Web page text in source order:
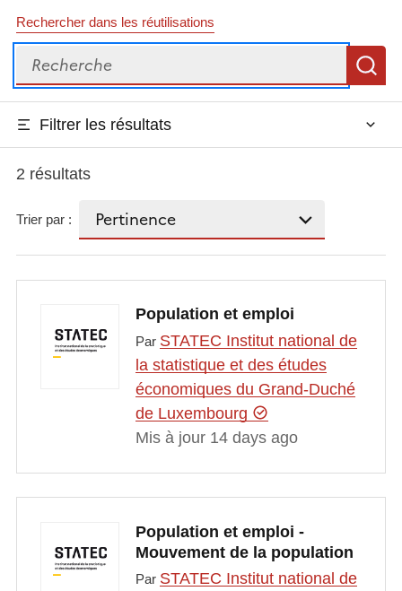
Rechercher dans les réutilisations
Recherche
Filtrer les résultats
2 résultats
Trier par :
Population et emploi
Par STATEC Institut national de
la statistique et des études
économiques du Grand-Duché
de Luxembourg
Mis à jour 14 days ago
Population et emploi -
Mouvement de la population
Par STATEC Institut national de